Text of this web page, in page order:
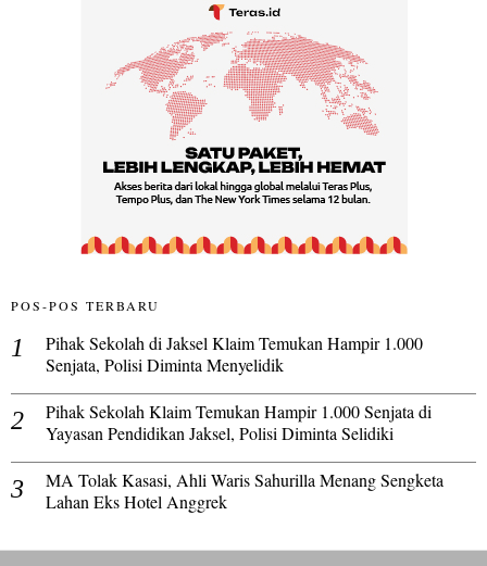
POS-POS TERBARU
Pihak Sekolah di Jaksel Klaim Temukan Hampir 1.000
Senjata, Polisi Diminta Menyelidik
Pihak Sekolah Klaim Temukan Hampir 1.000 Senjata di
Yayasan Pendidikan Jaksel, Polisi Diminta Selidiki
MA Tolak Kasasi, Ahli Waris Sahurilla Menang Sengketa
Lahan Eks Hotel Anggrek